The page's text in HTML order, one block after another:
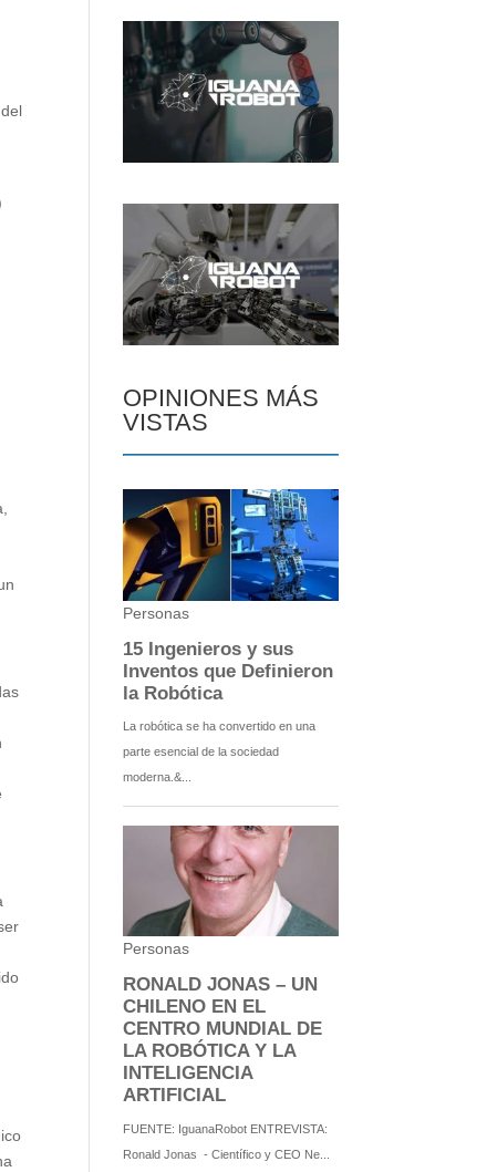
OPINIONES MÁS
VISTAS